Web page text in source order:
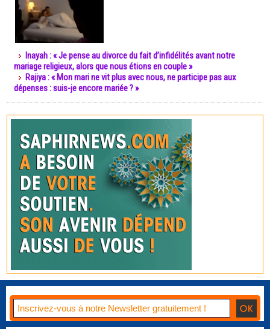
Inayah : « Je pense au divorce du fait d’infidélités avant notre
mariage religieux, alors que nous étions en couple »
Rajiya : « Mon mari ne vit plus avec nous, ne participe pas aux
dépenses : suis-je encore mariée ? »